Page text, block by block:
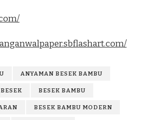
ANYAMAN BESEK BAMBU
BESEK BESEK BAMBU
BESEK BAMBU MODERN